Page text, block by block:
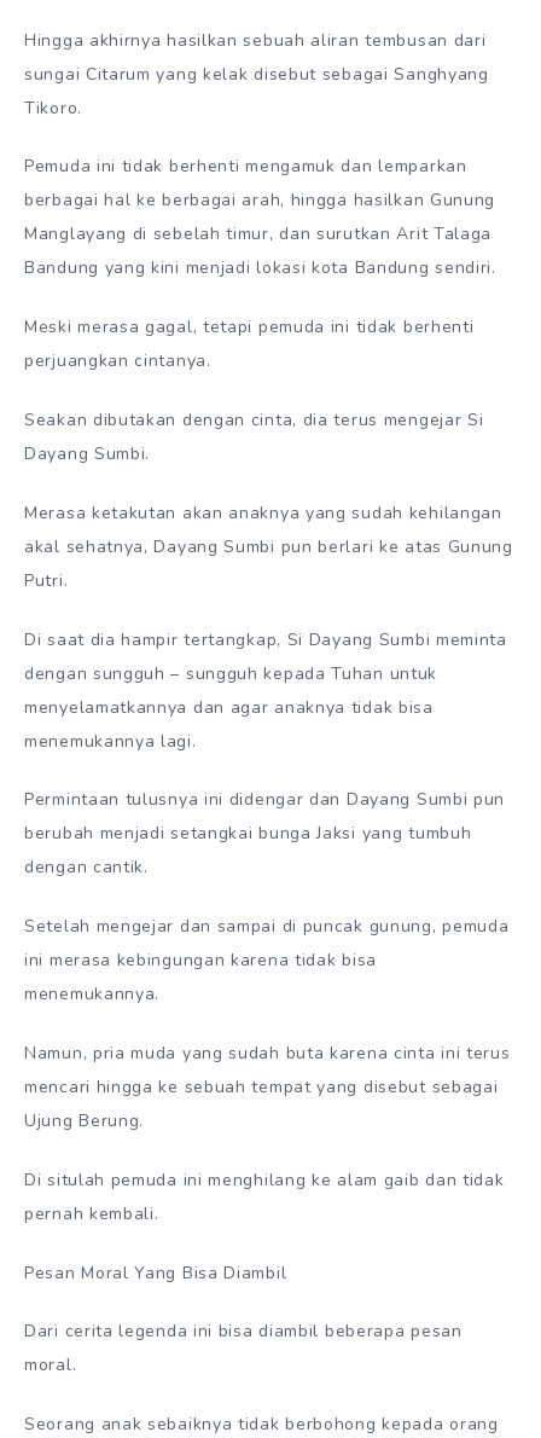
Hingga akhirnya hasilkan sebuah aliran tembusan dari
sungai Citarum yang kelak disebut sebagai Sanghyang
Tikoro.
Pemuda ini tidak berhenti mengamuk dan lemparkan
berbagai hal ke berbagai arah, hingga hasilkan Gunung
Manglayang di sebelah timur, dan surutkan Arit Talaga
Bandung yang kini menjadi lokasi kota Bandung sendiri.
Meski merasa gagal, tetapi pemuda ini tidak berhenti
perjuangkan cintanya.
Seakan dibutakan dengan cinta, dia terus mengejar Si
Dayang Sumbi.
Merasa ketakutan akan anaknya yang sudah kehilangan
akal sehatnya, Dayang Sumbi pun berlari ke atas Gunung
Putri.
Di saat dia hampir tertangkap, Si Dayang Sumbi meminta
dengan sungguh – sungguh kepada Tuhan untuk
menyelamatkannya dan agar anaknya tidak bisa
menemukannya lagi.
Permintaan tulusnya ini didengar dan Dayang Sumbi pun
berubah menjadi setangkai bunga Jaksi yang tumbuh
dengan cantik.
Setelah mengejar dan sampai di puncak gunung, pemuda
ini merasa kebingungan karena tidak bisa
menemukannya.
Namun, pria muda yang sudah buta karena cinta ini terus
mencari hingga ke sebuah tempat yang disebut sebagai
Ujung Berung.
Di situlah pemuda ini menghilang ke alam gaib dan tidak
pernah kembali.
Pesan Moral Yang Bisa Diambil
Dari cerita legenda ini bisa diambil beberapa pesan
moral.
Seorang anak sebaiknya tidak berbohong kepada orang